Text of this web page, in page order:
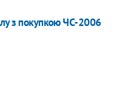
з покупкою ЧС-2006